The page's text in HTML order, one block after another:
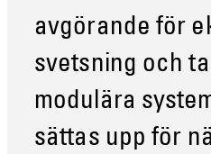
avgörande för
svetsning och
modulära
sättas upp för